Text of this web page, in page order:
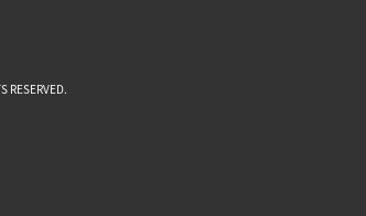
RESERVED.